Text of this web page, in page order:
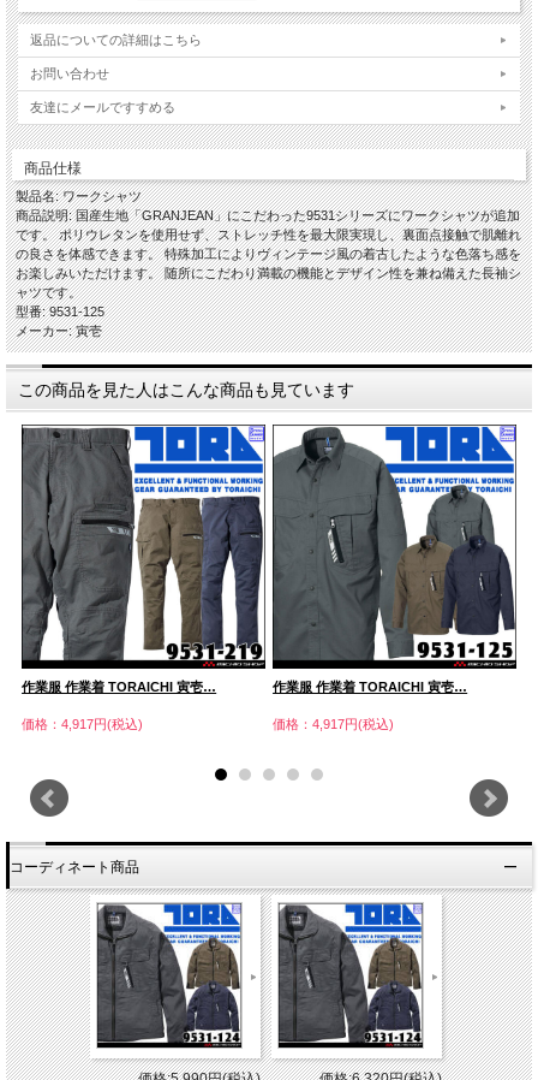
返品についての詳細はこちら
お問い合わせ
友達にメールですすめる
商品仕様
製品名: ワークシャツ
商品説明: 国産生地「GRANJEAN」にこだわった9531シリーズにワークシャツが追加
です。 ポリウレタンを使用せず、ストレッチ性を最大限実現し、裏面点接触で肌離れ
の良さを体感できます。 特殊加工によりヴィンテージ風の着古したような色落ち感を
お楽しみいただけます。 随所にこだわり満載の機能とデザイン性を兼ね備えた長袖シ
ャツです。
型番: 9531-125
メーカー: 寅壱
この商品を見た人はこんな商品も見ています
作業服 作業着 TORAICHI 寅壱…
価格：4,917円(税込)
作業服 作業着 TORAICHI 寅壱…
価格：4,917円(税込)
コーディネート商品